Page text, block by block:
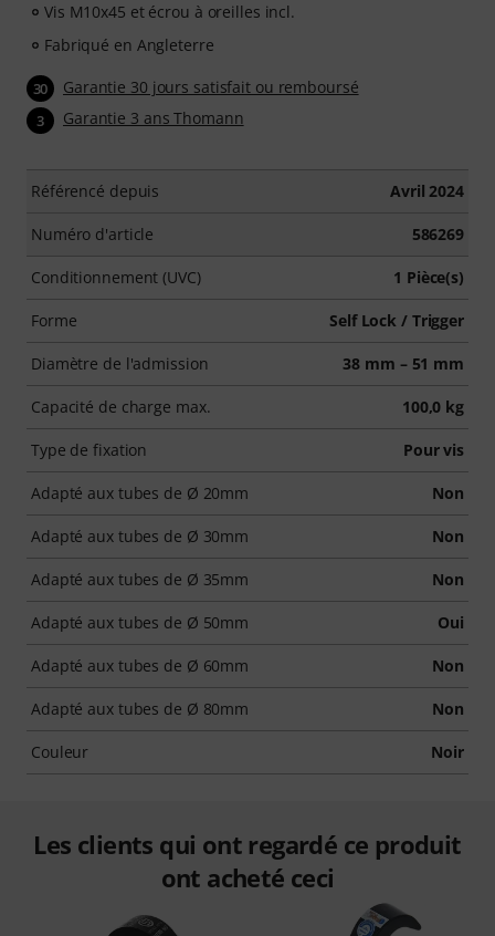
Vis M10x45 et écrou à oreilles incl.
Fabriqué en Angleterre
30 Garantie 30 jours satisfait ou remboursé
3 Garantie 3 ans Thomann
Référencé depuis Avril 2024
Numéro d'article 586269
Conditionnement (UVC) 1 Pièce(s)
Forme Self Lock / Trigger
Diamètre de l'admission 38 mm – 51 mm
Capacité de charge max. 100,0 kg
Type de fixation Pour vis
Adapté aux tubes de Ø 20mm Non
Adapté aux tubes de Ø 30mm Non
Adapté aux tubes de Ø 35mm Non
Adapté aux tubes de Ø 50mm Oui
Adapté aux tubes de Ø 60mm Non
Adapté aux tubes de Ø 80mm Non
Couleur Noir
Les clients qui ont regardé ce produit
ont acheté ceci